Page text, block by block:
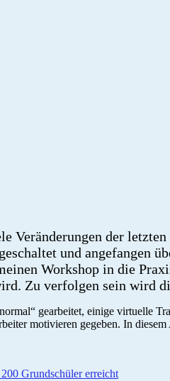
Veränderungen der
und angefangen
Workshop in die
Zu verfolgen sein wird
gearbeitet, einige virtuelle
motivieren gegeben. In
Grundschüler erreicht